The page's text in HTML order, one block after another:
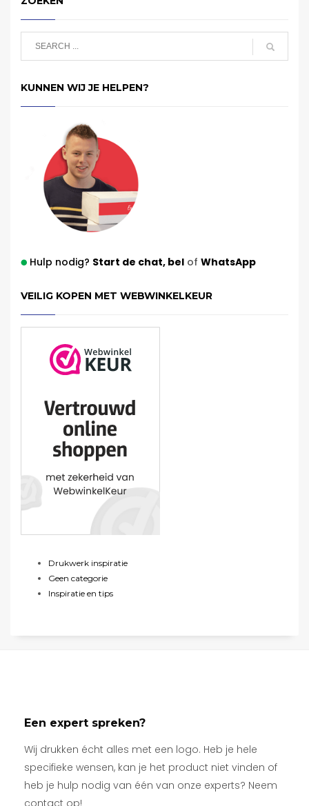
KUNNEN WIJ JE HELPEN?
Hulp nodig? Start de chat,belof WhatsApp
VEILIG KOPEN MET WEBWINKELKEUR
Drukwerk inspiratie
Geen categorie
Inspiratie en tips
Een expert spreken?
Wij drukken écht alles met een logo. Heb je hele
specifieke wensen, kan je het product niet vinden of
heb je hulp nodig van één van onze experts? Neem
contact op!